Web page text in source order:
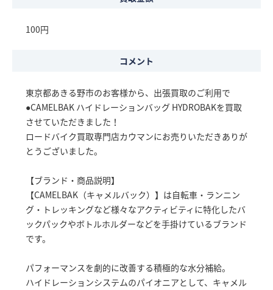
100円
コメント
東京都あきる野市のお客様から、出張買取のご利用で
●CAMELBAK ハイドレーションバッグ HYDROBAKを買取
させていただきました！
ロードバイク買取専門店カウマンにお売りいただきありが
とうございました。
【ブランド・商品説明】
【CAMELBAK（キャメルバック）】は自転車・ランニン
グ・トレッキングなど様々なアクティビティに特化したバ
ックパックやボトルホルダーなどを手掛けているブランド
です。
パフォーマンスを劇的に改善する積極的な水分補給。
ハイドレーションシステムのパイオニアとして、キャメル